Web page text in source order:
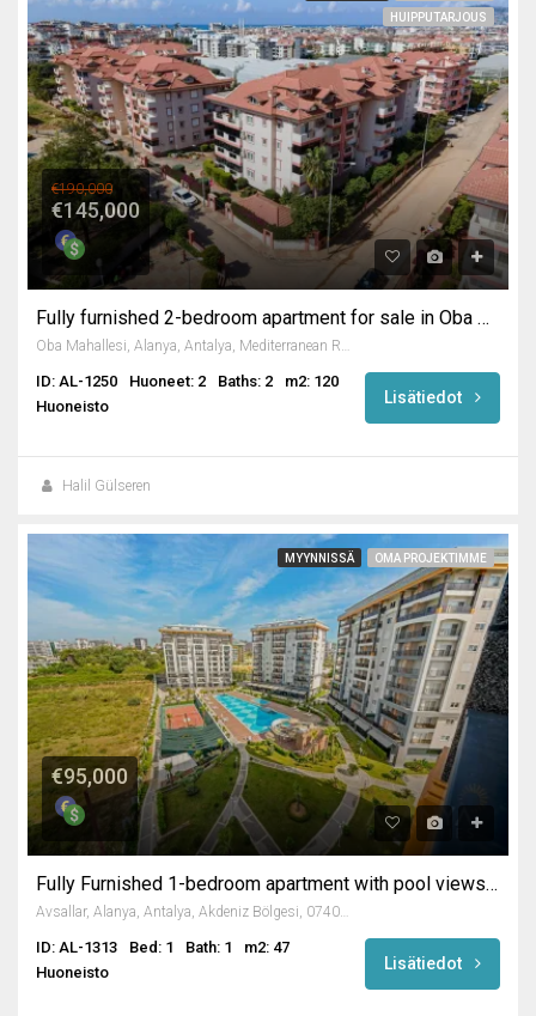
HUIPPUTARJOUS
€190,000
€145,000
Fully furnished 2-bedroom apartment for sale in Oba Alanya
Oba Mahallesi, Alanya, Antalya, Mediterranean Region, 07469, Turkey
ID: AL-1250 Huoneet: 2 Baths: 2
m2: 120
Huoneisto
Lisätiedot
Halil Gülseren
MYYNNISSÄ OMA PROJEKTIMME
€95,000
Fully Furnished 1-bedroom apartment with pool views in Emerald Paradise
Avsallar, Alanya, Antalya, Akdeniz Bölgesi, 07407, Türkiye
ID: AL-1313 Bed: 1 Bath: 1
m2: 47
Huoneisto
Lisätiedot